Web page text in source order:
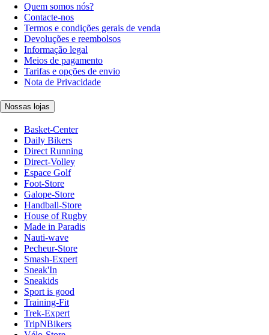
Quem somos nós?
Contacte-nos
Termos e condições gerais de venda
Devoluções e reembolsos
Informação legal
Meios de pagamento
Tarifas e opções de envio
Nota de Privacidade
Nossas lojas
Basket-Center
Daily Bikers
Direct Running
Direct-Volley
Espace Golf
Foot-Store
Galope-Store
Handball-Store
House of Rugby
Made in Paradis
Nauti-wave
Pecheur-Store
Smash-Expert
Sneak'In
Sneakids
Sport is good
Training-Fit
Trek-Expert
TripNBikers